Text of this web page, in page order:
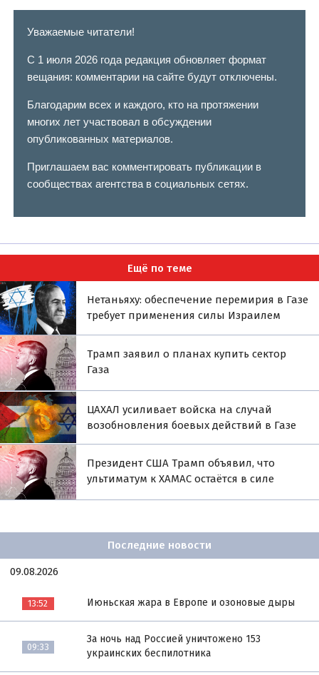
Уважаемые читатели!
С 1 июля 2026 года редакция обновляет формат
вещания: комментарии на сайте будут отключены.
Благодарим всех и каждого, кто на протяжении
многих лет участвовал в обсуждении
опубликованных материалов.
Приглашаем вас комментировать публикации в
сообществах агентства в социальных сетях.
Ещё по теме
Нетаньяху: обеспечение перемирия в Газе
требует применения силы Израилем
Трамп заявил о планах купить сектор
Газа
ЦАХАЛ усиливает войска на случай
возобновления боевых действий в Газе
Президент США Трамп объявил, что
ультиматум к ХАМАС остаётся в силе
Последние новости
09.08.2026
13:52 Июньская жара в Европе и озоновые дыры
09:33
За ночь над Россией уничтожено 153
украинских беспилотника